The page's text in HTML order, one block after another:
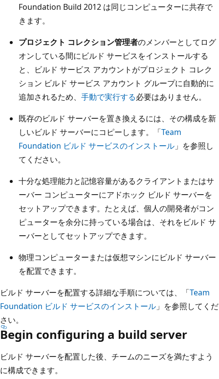
Foundation Build 2012 は同じコンピューターに共存で
きます。
プロジェクト コレクション管理者のメンバーとしてログ
オンしている間にビルド サービスをインストールする
と、ビルド サービス アカウントがプロジェクト コレク
ション ビルド サービス アカウント グループに自動的に
追加されるため、 手動で実行する必要はありません。
既存のビルド サーバーを置き換えるには、その構成を新
しいビルド サーバーにコピーします。「Team
Foundation ビルド サービスのインストール 」を参照し
てください。
十分な処理能力と記憶容量があるクライアントまたはサ
ーバー コンピューターにアドホック ビルド サーバーを
セットアップできます。たとえば、個人の開発者がコン
ピューターを余分に持っている場合は、それをビルド サ
ーバーとしてセットアップできます。
物理コンピューターまたは仮想マシンにビルド サーバー
を配置できます。
ビルド サーバーを配置する詳細な手順については、「Team
Foundation ビルド サービスのインストール 」を参照してくだ
さい。
Begin configuring a build server
ビルド サーバーを配置した後、チームのニーズを満たすよう
に構成できます。